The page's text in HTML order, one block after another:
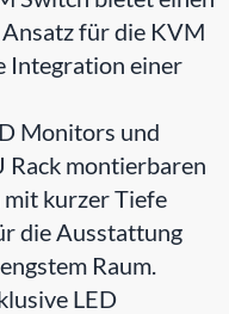
für die KVM
Integration einer
Monitors und
Rack montierbaren
mit kurzer Tiefe
die Ausstattung
Raum.
LED